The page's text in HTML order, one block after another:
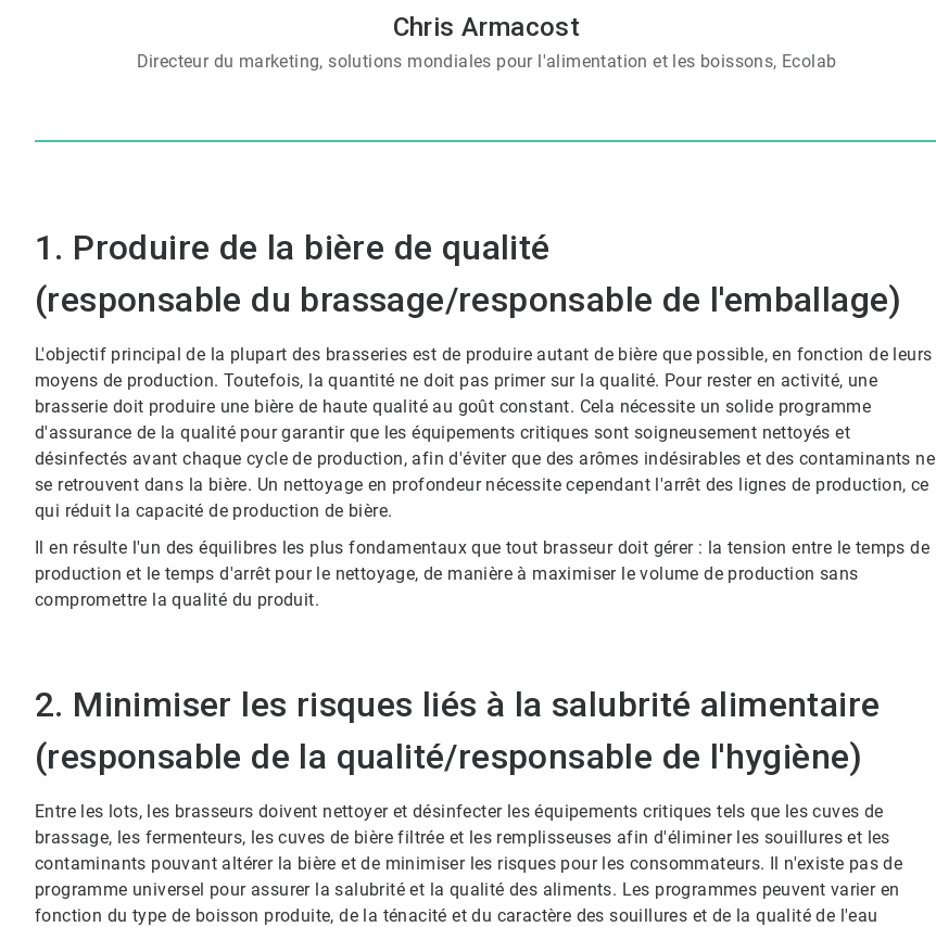
Chris Armacost
Directeur du marketing, solutions mondiales pour l'alimentation et les boissons​​​​​​​, Ecolab
1. Produire de la bière de qualité
(responsable du brassage/responsable de l'emballage)
L'objectif principal de la plupart des brasseries est de produire autant de bière que possible, en fonction de leurs
moyens de production.​​​​​​​ Toutefois, la quantité ne doit pas primer sur la qualité. Pour rester en activité, une
brasserie doit produire une bière de haute qualité au goût constant. Cela nécessite un solide programme
d'assurance de la qualité pour garantir que les équipements critiques sont soigneusement nettoyés et
désinfectés avant chaque cycle de production, afin d'éviter que des arômes indésirables et des contaminants ne
se retrouvent dans la bière. Un nettoyage en profondeur nécessite cependant l'arrêt des lignes de production, ce
qui réduit la capacité de production de bière.
Il en résulte l'un des équilibres les plus fondamentaux que tout brasseur doit gérer : la tension entre le temps de
production et le temps d'arrêt pour le nettoyage, de manière à maximiser le volume de production sans
compromettre la qualité du produit.
2. Minimiser les risques liés à la salubrité alimentaire​​​​​​​
(responsable de la qualité/responsable de l'hygiène)
Entre les lots, les brasseurs doivent nettoyer et désinfecter les équipements critiques tels que les cuves de
brassage, les fermenteurs, les cuves de bière filtrée et les remplisseuses afin d'éliminer les souillures et les
contaminants pouvant altérer la bière et de minimiser les risques pour les consommateurs. Il n'existe pas de
programme universel pour assurer la salubrité et la qualité des aliments.​​​​​​​ Les programmes peuvent varier en
fonction du type de boisson produite, de la ténacité et du caractère des souillures et de la qualité de l'eau